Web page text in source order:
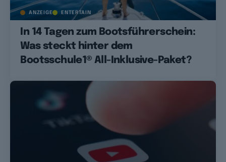
ANZEIGE ENTERTAIN
In 14 Tagen zum Bootsführerschein:
Was steckt hinter dem
Bootsschule1® All-Inklusive-Paket?